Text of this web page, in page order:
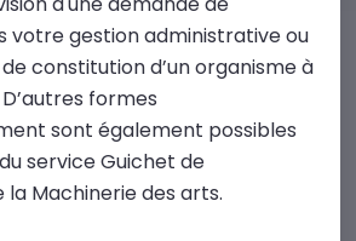
votre gestion administrative ou
constitution d’un organisme à
formes
sont également possibles
service Guichet de
Machinerie des arts.